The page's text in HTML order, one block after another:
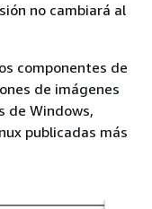
no cambiará al
componentes de
de imágenes
de Windows,
publicadas más